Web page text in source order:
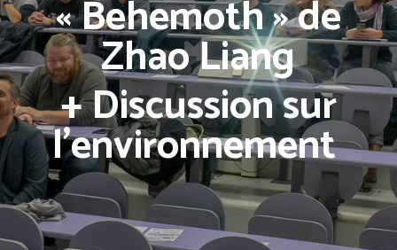
« Behemoth » de
Zhao Liang
+ Discussion sur
l’environnement